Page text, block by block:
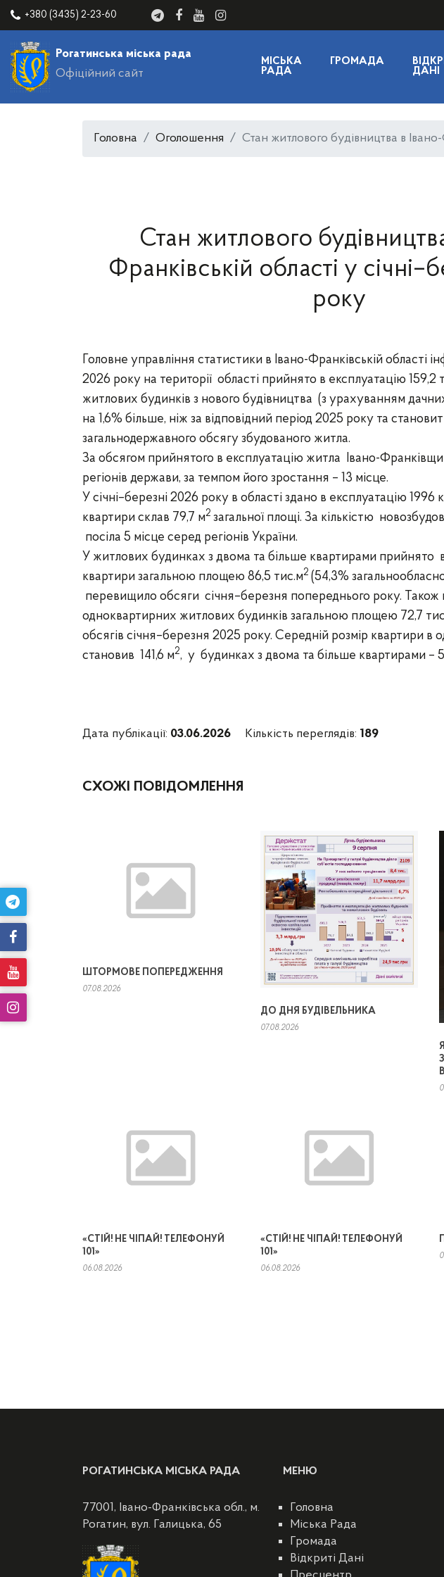
+380 (3435) 2-23-60
Рогатинська міська рада
Офіційний сайт
МІСЬКА
РАДА
ГРОМАДА
ДАНІ
Головна Оголошення Стан житлового будівництва в
Стан житлового
Франківській області у
року
Головне управління статистики в Івано-Франківській області
2026 року на території області прийнято в експлуатацію 159,2
житлових будинків з нового будівництва (з урахуванням
на 1,6% більше, ніж за відповідний період 2025 року та
загальнодержавного обсягу збудованого житла.
За обсягом прийнятого в експлуатацію житла Івано-
регіонів держави, за темпом його зростання – 13 місце.
У січні–березні 2026 року в області здано в експлуатацію 1996
квартири склав 79,7 м2 загальної площі. За кількістю
посіла 5 місце серед регіонів України.
У житлових будинках з двома та більше квартирами прийнято
квартири загальною площею 86,5 тис.м2 (54,3%
перевищило обсяги січня–березня попереднього року. Також
одноквартирних житлових будинків загальною площею 72,7
обсягів січня–березня 2025 року. Середній розмір квартири в
становив 141,6 м2, у будинках з двома та більше квартирами –
Дата публікації: 03.06.2026 Кількість переглядів: 189
СХОЖІ ПОВІДОМЛЕННЯ
ШТОРМОВЕ ПОПЕРЕДЖЕННЯ
07.08.2026
ДО ДНЯ БУДІВЕЛЬНИКА
07.08.2026
«СТІЙ! НЕ ЧІПАЙ! ТЕЛЕФОНУЙ
101»
06.08.2026
«СТІЙ! НЕ ЧІПАЙ! ТЕЛЕФОНУЙ
101»
06.08.2026
РОГАТИНСЬКА МІСЬКА РАДА
77001, Івано-Франківська обл., м.
Рогатин, вул. Галицька, 65
МЕНЮ
Головна
Міська Рада
Громада
Відкриті Дані